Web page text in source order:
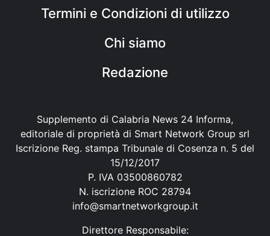
Termini e Condizioni di utilizzo
Chi siamo
Redazione
Supplemento di Calabria News 24 Informa,
editoriale di proprietà di Smart Network Group srl
Iscrizione Reg. stampa Tribunale di Cosenza n. 5 del
15/12/2017
P. IVA 03500860782
N. iscrizione ROC 28794
info@smartnetworkgroup.it
Direttore Responsabile: